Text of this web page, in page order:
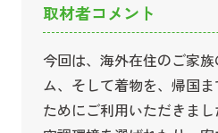
取材者コメント
今回は、海外在住のご家
ム、そして着物を、帰国
ためにご利用いただきま